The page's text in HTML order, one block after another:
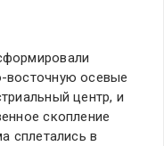
осевые
центр, и
скопление
сплетались в